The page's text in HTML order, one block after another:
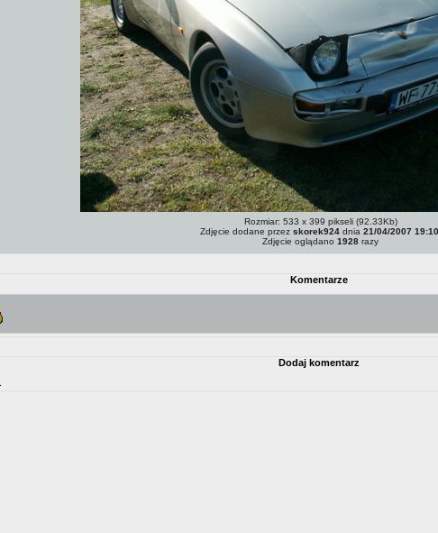
Rozmiar: 533 x 399 pikseli (92.33Kb)
Zdjęcie dodane przez skorek924dnia 21/04/2007 19:10
Zdjęcie oglądano 1928 razy
Komentarze
Dodaj komentarz